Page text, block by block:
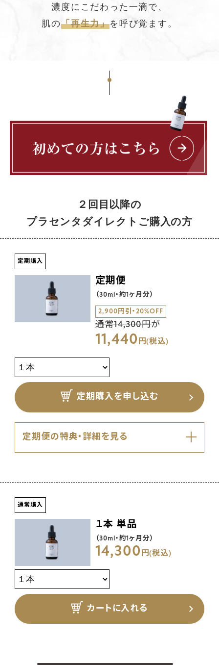
濃度にこだわった一滴で、
肌の「再生力」を呼び覚ます。
２回目以降の
プラセンタダイレクトご購入の方
定期購入
定期便
（30ml・約1ヶ月分）
2,900円引・20%OFF
通常14,300円が
11,440 円(税込)
定期購入を申し込む
定期便の特典・詳細を見る
安心してご継続いただくために、 定期コ
ースはいつでも お休み・解約ができま
定期便は1回のご購入でも休止・停止
いつでも送料無料
２回目以降もずっとお得な20%OFF。
毎月、２ヶ月毎、３ヶ月毎と、ご希望の
お届け間隔をお選びいただけます。
通常購入
１本 単品
（30ml・約1ヶ月分）
14,300 円(税込)
カートに入れる